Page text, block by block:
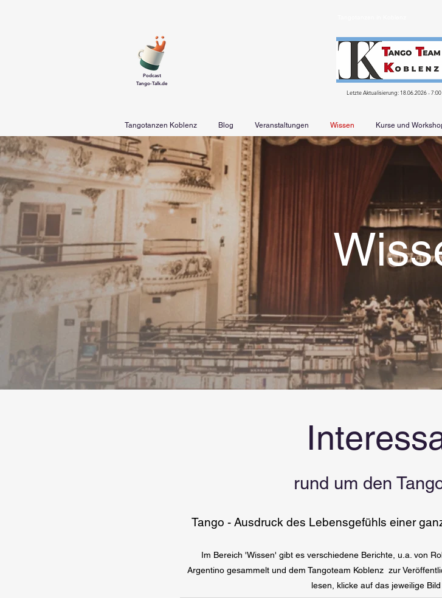
Podcast
Tango-Talk.de
Letzte Aktualisierung: 18.06.2026 - 7:00
Tangotanzen Koblenz Blog Veranstaltungen Wissen Kurse und
rund um den
Tango - Ausdruck des Lebensgefühls einer
Im Bereich 'Wissen' gibt es verschiedene Berichte, u.a. von
Argentino gesammelt und dem Tangoteam Koblenz zur
lesen, klicke auf das jeweilige